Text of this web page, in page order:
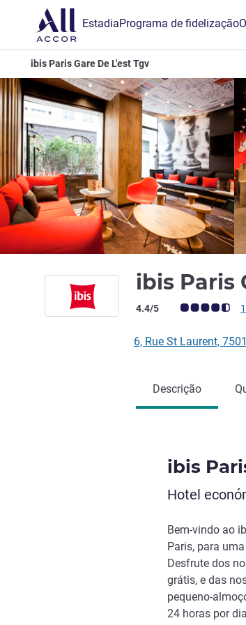
EstadiaPrograma de fidelização
ibis Paris Gare De L'est Tgv
ibis Paris
Nota clientes Avis
4.4/5
6, Rue St Laurent,
Descrição
ibis
Hotel
Bem-vindo ao
Paris, para
Desfrute dos
grátis, e das
pequeno-
24 horas por